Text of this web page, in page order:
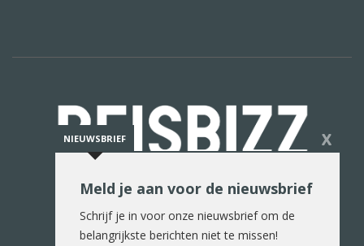
De reiswereld in woord en beeld
NIEUWSBRIEF X
Meld je aan voor de nieuwsbrief
Schrijf je in voor onze nieuwsbrief om de
belangrijkste berichten niet te missen!